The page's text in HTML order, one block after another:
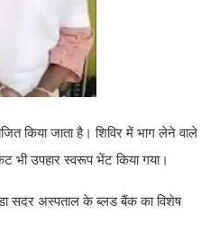
किया जाता है। शिविर में भाग लेने वाले
भी उपहार स्वरूप भेंट किया गया।
सदर अस्पताल के ब्लड बैंक का विशेष